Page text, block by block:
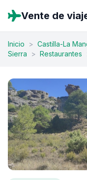
Vente de
Inicio > Castilla-La
Sierra
> Restaurantes